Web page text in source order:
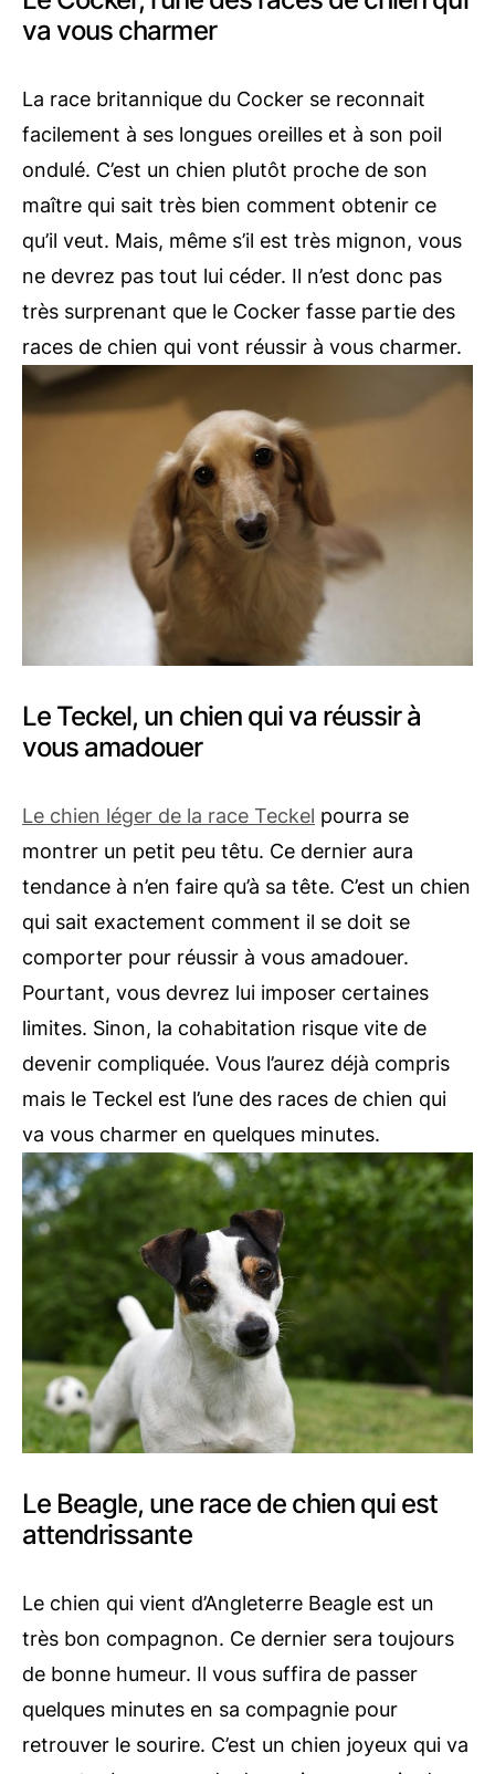
va vous charmer
La race britannique du Cocker se reconnait
facilement à ses longues oreilles et à son poil
ondulé. C’est un chien plutôt proche de son
maître qui sait très bien comment obtenir ce
qu’il veut. Mais, même s’il est très mignon, vous
ne devrez pas tout lui céder. Il n’est donc pas
très surprenant que le Cocker fasse partie des
races de chien qui vont réussir à vous charmer.
Le Teckel, un chien qui va réussir à
vous amadouer
Le chien léger de la race Teckel pourra se
montrer un petit peu têtu. Ce dernier aura
tendance à n’en faire qu’à sa tête. C’est un chien
qui sait exactement comment il se doit se
comporter pour réussir à vous amadouer.
Pourtant, vous devrez lui imposer certaines
limites. Sinon, la cohabitation risque vite de
devenir compliquée. Vous l’aurez déjà compris
mais le Teckel est l’une des races de chien qui
va vous charmer en quelques minutes.
Le Beagle, une race de chien qui est
attendrissante
Le chien qui vient d’Angleterre Beagle est un
très bon compagnon. Ce dernier sera toujours
de bonne humeur. Il vous suffira de passer
quelques minutes en sa compagnie pour
retrouver le sourire. C’est un chien joyeux qui va